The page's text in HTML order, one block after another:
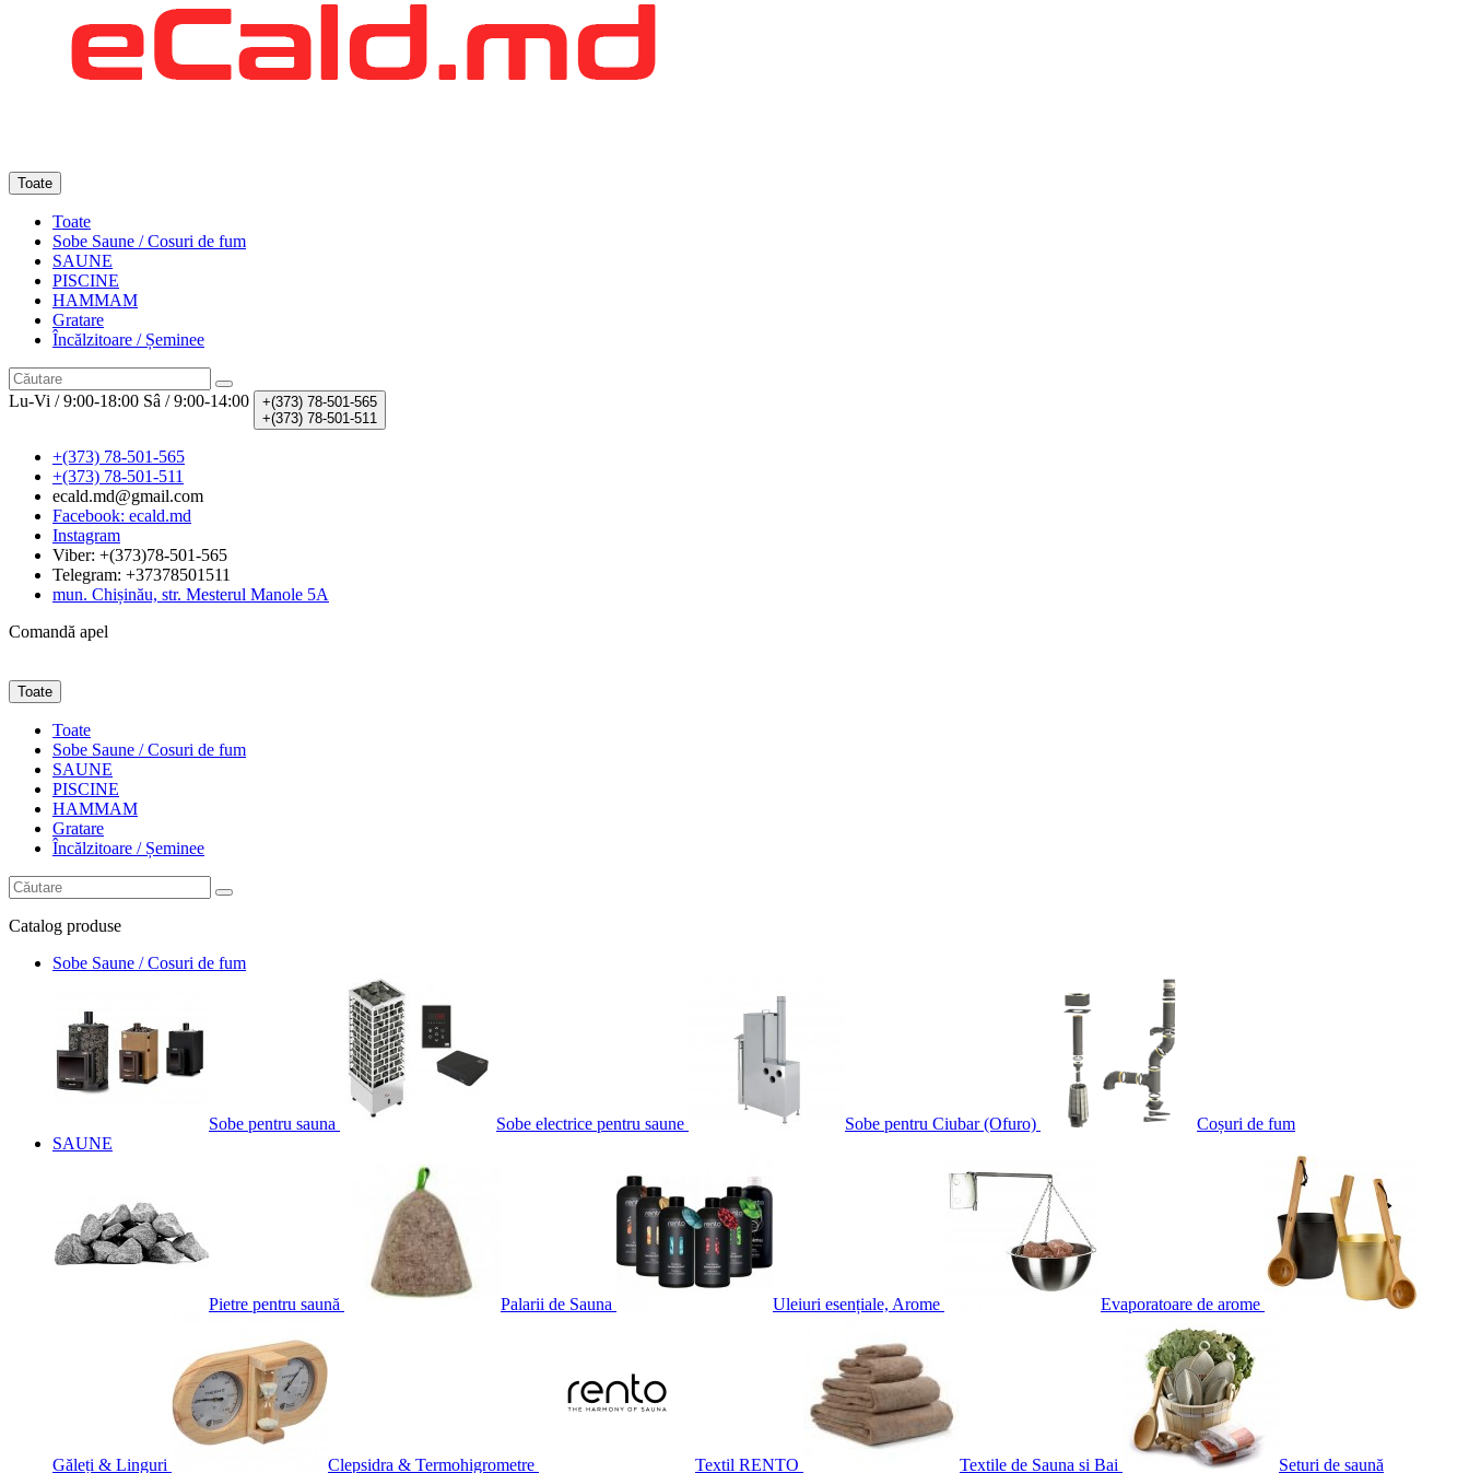
Toate
Toate
Sobe Saune / Cosuri de fum
SAUNE
PISCINE
HAMMAM
Gratare
Încălzitoare / Șeminee
Lu-Vi / 9:00-18:00 Sâ / 9:00-14:00 +(373) 78-501-565
+(373) 78-501-511
+(373) 78-501-565
+(373) 78-501-511
ecald.md@gmail.com
Facebook: ecald.md
Instagram
Viber: +(373)78-501-565
Telegram: +37378501511
mun. Chișinău, str. Mesterul Manole 5A
Comandă apel
Toate
Toate
Sobe Saune / Cosuri de fum
SAUNE
PISCINE
HAMMAM
Gratare
Încălzitoare / Șeminee
Catalog produse
Sobe Saune / Cosuri de fum
Sobe pentru sauna Sobe electrice pentru saune Sobe pentru Ciubar (Ofuro)
Coșuri de fum
SAUNE
Pietre pentru saună Palarii de Sauna Uleiuri esențiale, Arome Evaporatoare de arome
Găleți & Linguri Clepsidra & Termohigrometre Textil RENTO Textile de Sauna si Bai Seturi de saună